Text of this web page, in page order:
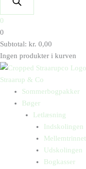
0
0
Subtotal: kr. 0,00
Ingen produkter i kurven
Straarup & Co
Sommerbogpakker
Bøger
Letlæsning
Indskolingen
Mellemtrinnet
Udskolingen
Bogkasser